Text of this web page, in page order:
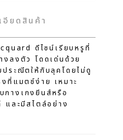
อียดสินค้า
ดีไซน์เรียบหรูที่
งลงตัว โดดเด่นด้วย
ระณีตให้กับลุคโดยไม่ดู
ที่แมตช์ง่าย เหมาะ
กางเกงยีนส์หรือ
และมีสไตล์อย่าง